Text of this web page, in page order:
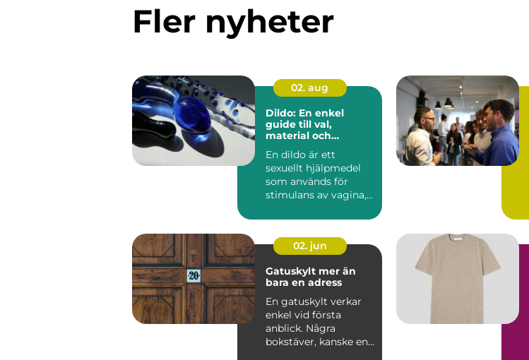
Fler nyheter
02. aug
Dildo: En enkel
guide till val,
material och
En dildo är ett
sexuellt hjälpmedel
som används för
stimulans av vagina,
02. jun
Gatuskylt mer än
bara en adress
En gatuskylt verkar
enkel vid första
anblick. Några
bokstäver, kanske en